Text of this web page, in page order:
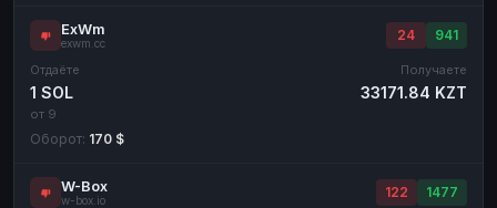
ExWm
exwm.cc
24 941
Отдаёте
1 SOL
от 9
Получаете
33171.84 KZT
Оборот: 170 $
W-Box
w-box.io
122 1477